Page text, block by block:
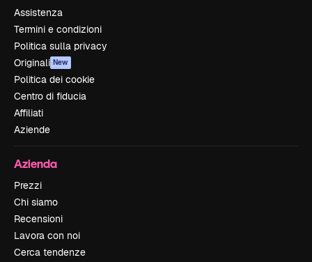
Assistenza
Termini e condizioni
Politica sulla privacy
Originali New
Politica dei cookie
Centro di fiducia
Affiliati
Aziende
Azienda
Prezzi
Chi siamo
Recensioni
Lavora con noi
Cerca tendenze